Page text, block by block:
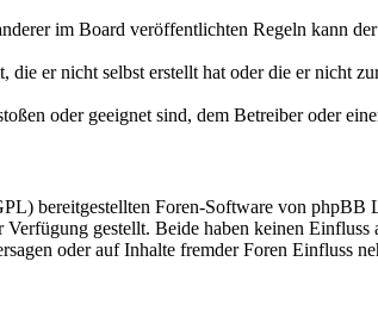
im Board veröffentlichten Regeln kann
er nicht selbst erstellt hat oder die er nicht
oder geeignet sind, dem Betreiber oder
bereitgestellten Foren-Software von
gestellt. Beide haben keinen
oder auf Inhalte fremder Foren Einfluss